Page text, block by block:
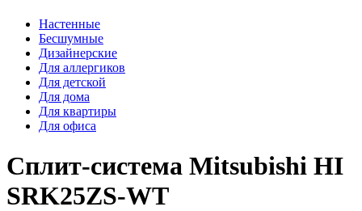
Настенные
Бесшумные
Дизайнерские
Для аллергиков
Для детской
Для дома
Для квартиры
Для офиса
Сплит-система Mitsubishi HI
SRK25ZS-WT